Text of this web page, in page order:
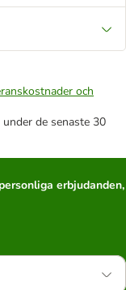
och
de senaste 30
erbjudanden,